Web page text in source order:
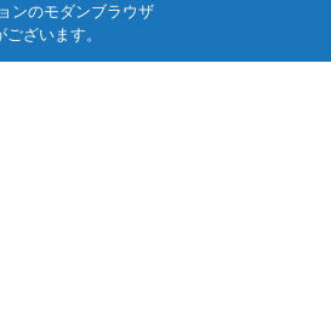
ンのモダンブラウザ
ざいます。